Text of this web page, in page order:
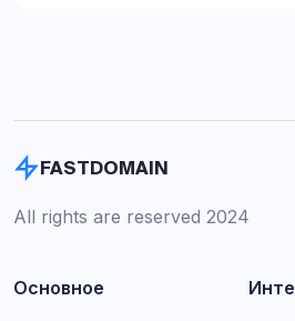
FASTDOMAIN
All rights are reserved 2024
Основное